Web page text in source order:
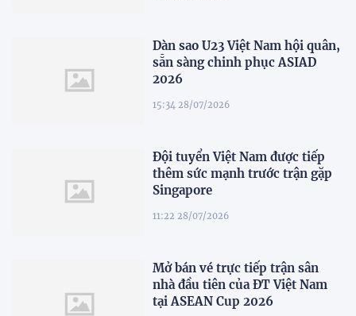
Dàn sao U23 Việt Nam hội quân,
sẵn sàng chinh phục ASIAD
2026
15:34 28/07/2026
Đội tuyển Việt Nam được tiếp
thêm sức mạnh trước trận gặp
Singapore
11:22 28/07/2026
Mở bán vé trực tiếp trận sân
nhà đầu tiên của ĐT Việt Nam
tại ASEAN Cup 2026